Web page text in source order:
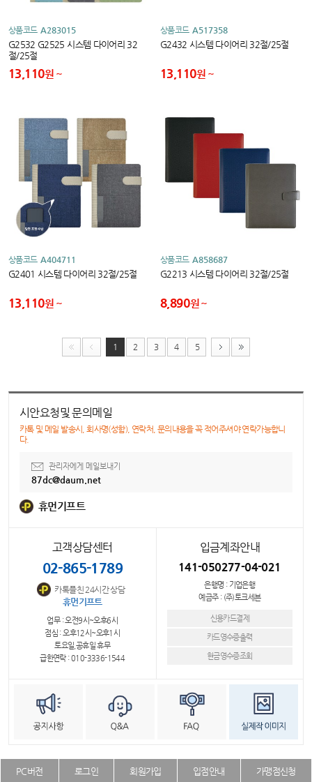
상품코드 A283015
G2532 G2525 시스템 다이어리 32
절/25절
13,110원
상품코드 A517358
G2432 시스템 다이어리 32절/25절
13,110원
상품코드 A404711
G2401 시스템 다이어리 32절/25절
13,110원
상품코드 A858687
G2213 시스템 다이어리 32절/25절
8,890원
1 2 3 4 5
시안요청및 문의메일
카톡 및 메일 발송시, 회사명(성함), 연락처, 문의내용을 꼭 적어주셔야 연락가능합니
다.
관리자에게 메일보내기
87dc@daum.net
휴먼기프트
고객상담센터
02-865-1789
카톡플친 24시간 상담
휴먼기프트
업무 : 오전9시~오후6시
점심 : 오후12시~오후1시
토요일,공휴일 휴무
급한연락 : 010-3336-1544
입금계좌안내
141-050277-04-021
은행명 : 기업은행
예금주 : (주)토크세븐
신용카드결제
카드영수증출력
현금영수증조회
PC버전 로그인 회원가입 입점안내 가맹점신청